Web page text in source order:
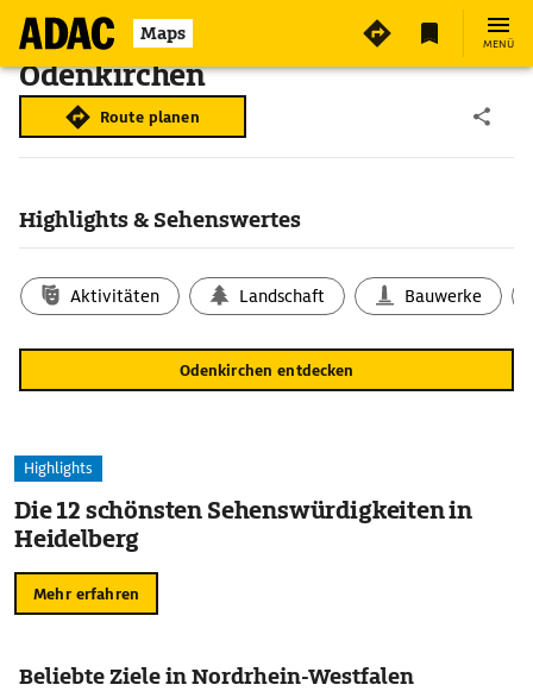
Maps MENÜ
Odenkirchen
Route planen
Highlights & Sehenswertes
Aktivitäten Landschaft Bauwerke
Odenkirchen entdecken
Highlights
Die 12 schönsten Sehenswürdigkeiten in
Heidelberg
Mehr erfahren
Beliebte Ziele in Nordrhein-Westfalen